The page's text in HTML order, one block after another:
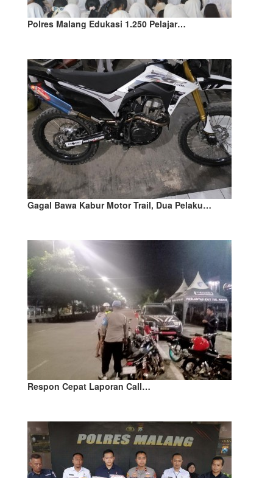
Polres Malang Edukasi 1.250 Pelajar…
Gagal Bawa Kabur Motor Trail, Dua Pelaku…
Respon Cepat Laporan Call…